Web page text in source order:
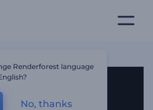
Renderforest language
No, thanks